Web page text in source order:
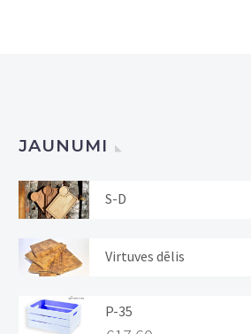
JAUNUMI
S-D
Virtuves dēlis
P-35